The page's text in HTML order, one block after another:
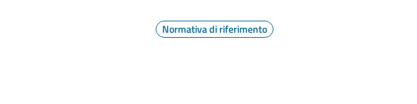
Normativa di riferimento